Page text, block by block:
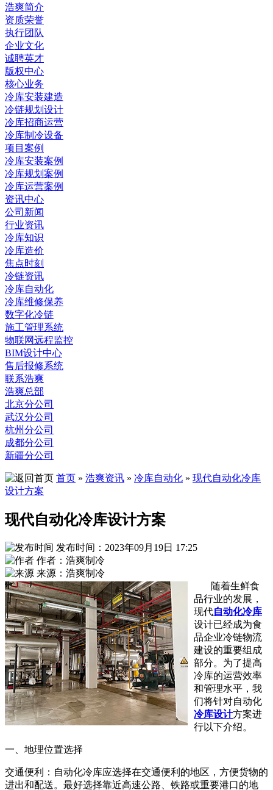
浩爽简介
资质荣誉
执行团队
企业文化
诚聘英才
版权中心
核心业务
冷库安装建造
冷链规划设计
冷库招商运营
冷库制冷设备
项目案例
冷库安装案例
冷库规划案例
冷库运营案例
资讯中心
公司新闻
行业资讯
冷库知识
冷库造价
焦点时刻
冷链资讯
冷库自动化
冷库维修保养
数字化冷链
施工管理系统
物联网远程监控
BIM设计中心
售后报修系统
联系浩爽
浩爽总部
北京分公司
武汉分公司
杭州分公司
成都分公司
新疆分公司
首页 » 浩爽资讯 » 冷库自动化 » 现代自动化冷库
设计方案
现代自动化冷库设计方案
发布时间：2023年09月19日 17:25
作者：浩爽制冷
来源：浩爽制冷
随着生鲜食
品行业的发展，
现代自动化冷库
设计已经成为食
品企业冷链物流
建设的重要组成
部分。为了提高
冷库的运营效率
和管理水平，我
们将针对自动化
冷库设计方案进
行以下介绍。
一、地理位置选择
交通便利：自动化冷库应选择在交通便利的地区，方便货物的
进出和配送。最好选择靠近高速公路、铁路或重要港口的地